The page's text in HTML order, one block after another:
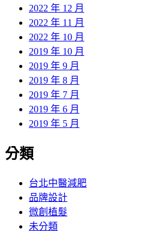
2022 年 12 月
2022 年 11 月
2022 年 10 月
2019 年 10 月
2019 年 9 月
2019 年 8 月
2019 年 7 月
2019 年 6 月
2019 年 5 月
分類
台北中醫減肥
品牌設計
微創植髮
未分類